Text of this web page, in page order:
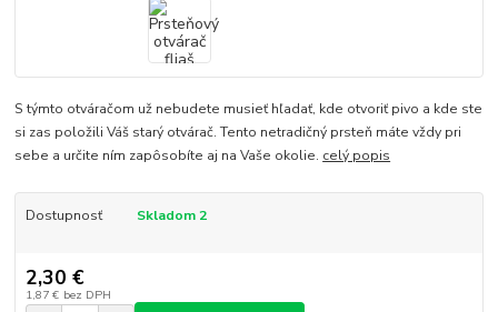
S týmto otváračom už nebudete musieť hľadať, kde otvoriť pivo a kde ste
si zas položili Váš starý otvárač. Tento netradičný prsteň máte vždy pri
sebe a určite ním zapôsobíte aj na Vaše okolie. celý popis
Dostupnosť Skladom 2
2,30 €
1,87 € bez DPH